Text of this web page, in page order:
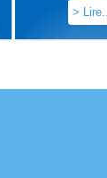
> Lire...